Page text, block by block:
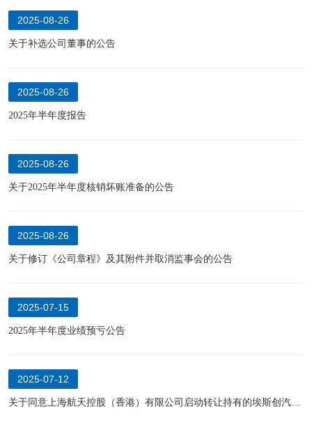
2025-08-26
关于补选公司董事的公告
2025-08-26
2025年半年度报告
2025-08-26
关于2025年半年度核销坏账准备的公告
2025-08-26
关于修订《公司章程》及其附件并取消监事会的公告
2025-07-15
2025年半年度业绩预亏公告
2025-07-12
关于同意上海航天控股（香港）有限公司启动转让持有的埃斯创汽车系统有限公司70%股权，并授权经营层开展相关工作的公告